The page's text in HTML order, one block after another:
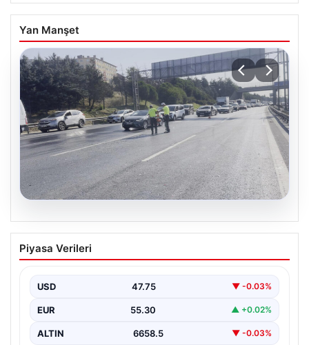
Yan Manşet
İstanbul TEM Otoyolu’nda 10 Araçlı
Zincirleme Kaza Trafiği Kilitledi
sabah saatlerinde trafik adeta durma noktasına geldi.
Edirne yönünde…
Piyasa Verileri
USD 47.75 ▼ -0.03%
EUR 55.30 ▲ +0.02%
ALTIN 6658.5 ▼ -0.03%